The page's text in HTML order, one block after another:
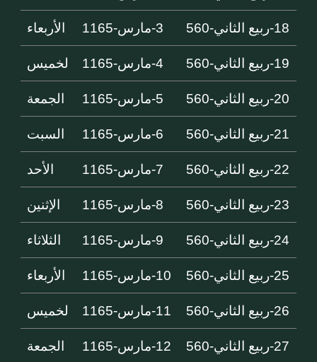
18-ربيع الثاني-560 3-مارس-1165 الأربعاء
19-ربيع الثاني-560 4-مارس-1165 لخميس
20-ربيع الثاني-560 5-مارس-1165 الجمعة
21-ربيع الثاني-560 6-مارس-1165 السبت
22-ربيع الثاني-560 7-مارس-1165 الأحد
23-ربيع الثاني-560 8-مارس-1165 الإثنين
24-ربيع الثاني-560 9-مارس-1165 الثلاثاء
25-ربيع الثاني-560 10-مارس-1165 الأربعاء
26-ربيع الثاني-560 11-مارس-1165 لخميس
27-ربيع الثاني-560 12-مارس-1165 الجمعة